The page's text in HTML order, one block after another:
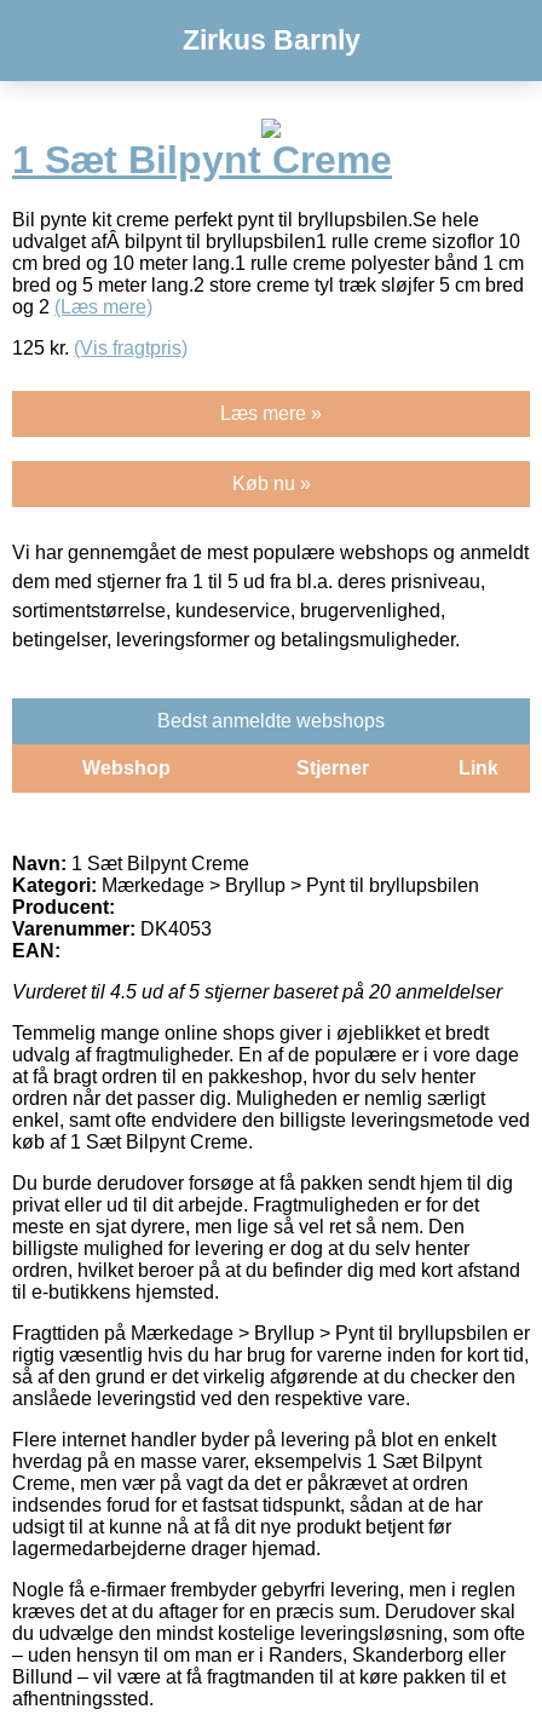
Zirkus Barnly
1 Sæt Bilpynt Creme
Bil pynte kit creme perfekt pynt til bryllupsbilen.Se hele
udvalget afÂ bilpynt til bryllupsbilen1 rulle creme sizoflor 10
cm bred og 10 meter lang.1 rulle creme polyester bånd 1 cm
bred og 5 meter lang.2 store creme tyl træk sløjfer 5 cm bred
og 2 (Læs mere)
125 kr. (Vis fragtpris)
Læs mere »
Køb nu »
Vi har gennemgået de mest populære webshops og anmeldt
dem med stjerner fra 1 til 5 ud fra bl.a. deres prisniveau,
sortimentstørrelse, kundeservice, brugervenlighed,
betingelser, leveringsformer og betalingsmuligheder.
Bedst anmeldte webshops
Webshop Stjerner Link
Navn: 1 Sæt Bilpynt Creme
Kategori: Mærkedage > Bryllup > Pynt til bryllupsbilen
Producent:
Varenummer: DK4053
EAN:
Vurderet til 4.5 ud af 5 stjerner baseret på 20 anmeldelser
Temmelig mange online shops giver i øjeblikket et bredt
udvalg af fragtmuligheder. En af de populære er i vore dage
at få bragt ordren til en pakkeshop, hvor du selv henter
ordren når det passer dig. Muligheden er nemlig særligt
enkel, samt ofte endvidere den billigste leveringsmetode ved
køb af 1 Sæt Bilpynt Creme.
Du burde derudover forsøge at få pakken sendt hjem til dig
privat eller ud til dit arbejde. Fragtmuligheden er for det
meste en sjat dyrere, men lige så vel ret så nem. Den
billigste mulighed for levering er dog at du selv henter
ordren, hvilket beroer på at du befinder dig med kort afstand
til e-butikkens hjemsted.
Fragttiden på Mærkedage > Bryllup > Pynt til bryllupsbilen er
rigtig væsentlig hvis du har brug for varerne inden for kort tid,
så af den grund er det virkelig afgørende at du checker den
anslåede leveringstid ved den respektive vare.
Flere internet handler byder på levering på blot en enkelt
hverdag på en masse varer, eksempelvis 1 Sæt Bilpynt
Creme, men vær på vagt da det er påkrævet at ordren
indsendes forud for et fastsat tidspunkt, sådan at de har
udsigt til at kunne nå at få dit nye produkt betjent før
lagermedarbejderne drager hjemad.
Nogle få e-firmaer frembyder gebyrfri levering, men i reglen
kræves det at du aftager for en præcis sum. Derudover skal
du udvælge den mindst kostelige leveringsløsning, som ofte
– uden hensyn til om man er i Randers, Skanderborg eller
Billund – vil være at få fragtmanden til at køre pakken til et
afhentningssted.